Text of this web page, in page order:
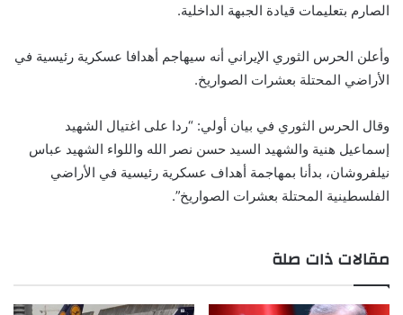
الصارم بتعليمات قيادة الجبهة الداخلية.
وأعلن الحرس الثوري الإيراني أنه سيهاجم أهدافا عسكرية رئيسية في
الأراضي المحتلة بعشرات الصواريخ.
وقال الحرس الثوري في بيان أولي: “ردا على اغتيال الشهيد
إسماعيل هنية والشهيد السيد حسن نصر الله واللواء الشهيد عباس
نيلفروشان، بدأنا بمهاجمة أهداف عسكرية رئيسية في الأراضي
الفلسطينية المحتلة بعشرات الصواريخ”.
مقالات ذات صلة